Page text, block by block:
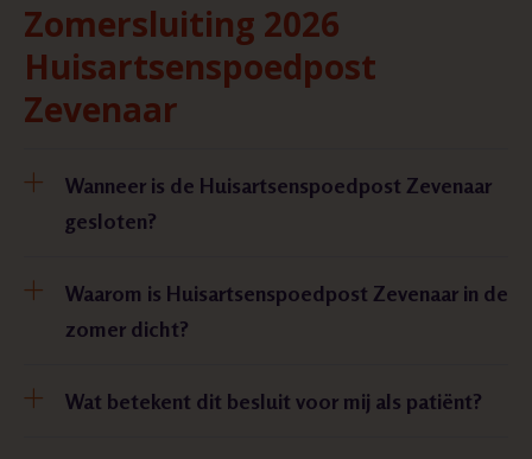
Zomersluiting 2026
Huisartsenspoedpost
Zevenaar
Wanneer is de Huisartsenspoedpost Zevenaar
gesloten?
Waarom is Huisartsenspoedpost Zevenaar in de
zomer dicht?
Wat betekent dit besluit voor mij als patiënt?